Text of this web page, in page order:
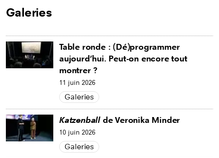
Galeries
Table ronde : (Dé)programmer
aujourd’hui. Peut-on encore tout
montrer ?
11 juin 2026
Galeries
Katzenballde Veronika Minder
10 juin 2026
Galeries